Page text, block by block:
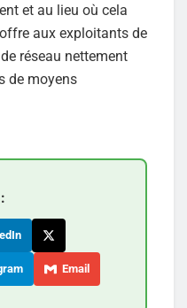
et au lieu où cela
aux exploitants de
réseau nettement
de moyens
Email